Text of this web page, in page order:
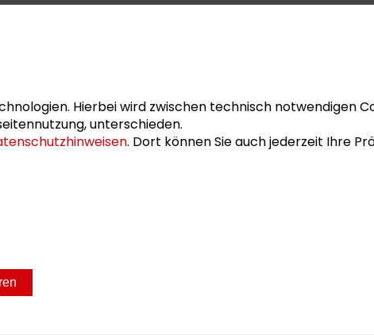
präsentierten Studierende des 4.
unter welchen Randbedingungen
für Textilien in der Circular
Hierbei wird zwischen technisch notwendigen
unterschieden.
. Dort können Sie auch jederzeit Ihre